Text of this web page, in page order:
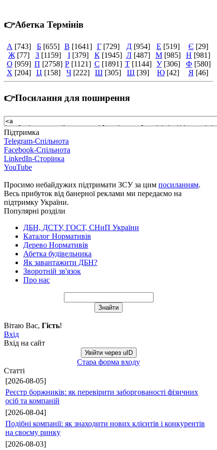
👉Абетка Термінів
А [743] Б [655] В [1641] Г [729] Д [954] Е [519] Є [29]
Ж [77] З [1159] І [379] К [1945] Л [487] М [985] Н [981]
О [959] П [2758] Р [1121] С [1891] Т [1144] У [306] Ф [580]
Х [204] Ц [158] Ч [222] Ш [305] Щ [39] Ю [42] Я [46]
👉Посилання для поширення
Підтримка
Telegram-Спільнота
Facebook-Спільнота
LinkedIn-Сторінка
YouTube
Просимо небайдужих підтримати ЗСУ за цим посиланням.
Весь прибуток від банерної реклами ми передаємо на
підтримку України.
Популярні розділи
ДБН, ДСТУ, ГОСТ, СНиП України
Каталог Нормативів
Дерево Нормативів
Абетка будівельника
Як завантажити ДБН?
Зворотній зв'язок
Про нас
Вітаю Вас, Гість!
Вхід
Вхід на сайт
Увійти через uID
Стара форма входу
Статті
[2026-08-05]
Реєстр боржників: як перевірити заборгованості фізичних
осіб та компаній
[2026-08-04]
Подібні компанії: як знаходити нових клієнтів і конкурентів
на своєму ринку
[2026-08-03]